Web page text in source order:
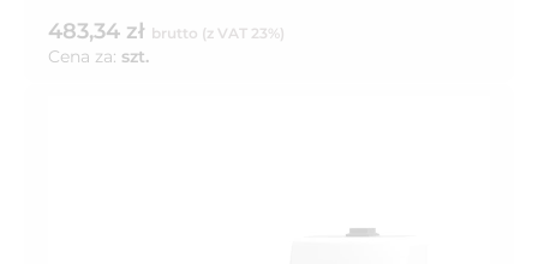
483,34 zł brutto (z VAT 23%)
Cena za: szt.